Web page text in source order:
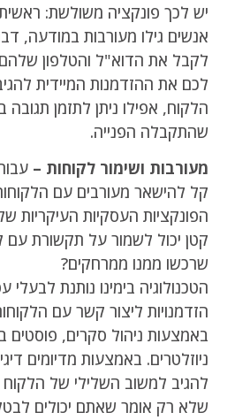
יש לכך פונקציה משולשת:
אנשים גילו מעורבות במודעה,
לקבל את הדוא"ל והטלפון שלהם
לכם את ההזדמנות המיידית
הלקוח, אפילו ניתן לתזמן תגובה
שהתקבלה הפנייה.
מעורבות ושימור לקוחות –
קל להישאר מעורבים עם
הפונקציות העסקיות העיקריות
קטן יכול לשמור על תקשורת עם
שרכשו ממנו ממרחקים?
הטכנולוגיה בימינו נותנת לבעלי
הזדמנויות ליצור קשר עם
באמצעות ניהול סקרים, פוסטים
ניוזלטרים. באמצעות מדיומים
להגיב למשוב השלילי של הלקוח
שלא רק אומר שאתם יכולים